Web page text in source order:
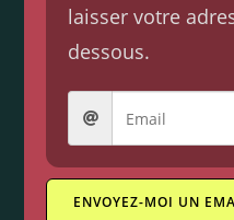
laisser votre
dessous.
ENVOYEZ-MOI UN